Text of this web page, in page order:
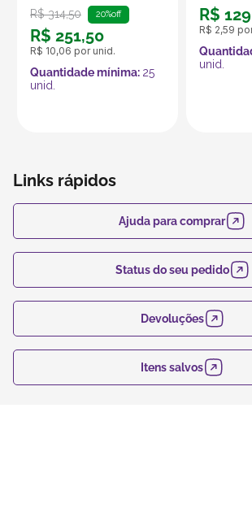
R$ 314,50 20%off
R$ 251,50
R$ 10,06 por unid.
Quantidade mínima: 25
unid.
R$ 129
R$ 2,59
unid.
Links rápidos
Ajuda para comprar
Status do seu pedido
Devoluções
Itens salvos